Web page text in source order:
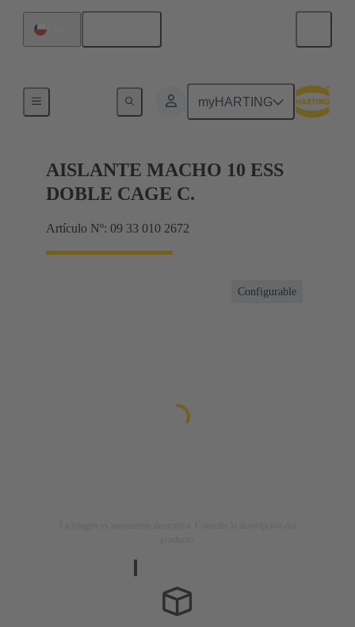
myHARTING
Corrientes hasta 16 A
AISLANTE MACHO 10 ESS
DOBLE CAGE C.
Artículo Nº: 09 33 010 2672
Configurable